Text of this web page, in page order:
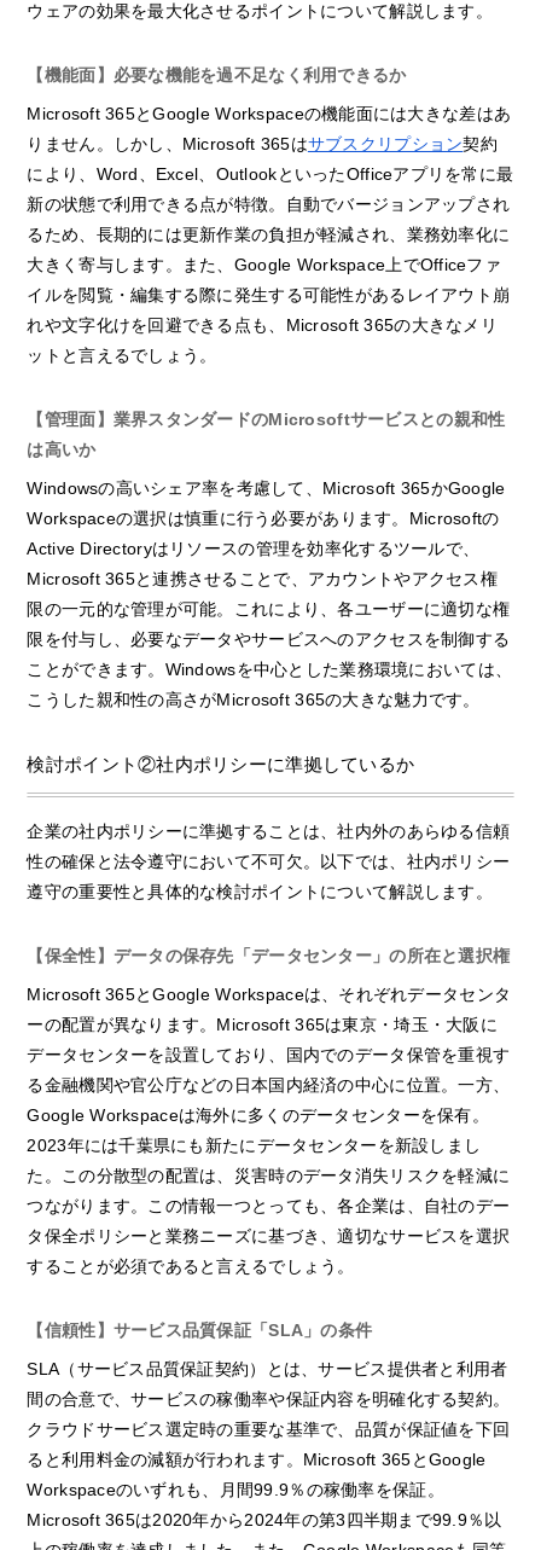
ウェアの効果を最大化させるポイントについて解説します。
【機能面】必要な機能を過不足なく利用できるか
Microsoft 365とGoogle Workspaceの機能面には大きな差はあ
りません。しかし、Microsoft 365はサブスクリプション契約
により、Word、Excel、OutlookといったOfficeアプリを常に最
新の状態で利用できる点が特徴。自動でバージョンアップされ
るため、長期的には更新作業の負担が軽減され、業務効率化に
大きく寄与します。また、Google Workspace上でOfficeファ
イルを閲覧・編集する際に発生する可能性があるレイアウト崩
れや文字化けを回避できる点も、Microsoft 365の大きなメリ
ットと言えるでしょう。
【管理面】業界スタンダードのMicrosoftサービスとの親和性
は高いか
Windowsの高いシェア率を考慮して、Microsoft 365かGoogle
Workspaceの選択は慎重に行う必要があります。Microsoftの
Active Directoryはリソースの管理を効率化するツールで、
Microsoft 365と連携させることで、アカウントやアクセス権
限の一元的な管理が可能。これにより、各ユーザーに適切な権
限を付与し、必要なデータやサービスへのアクセスを制御する
ことができます。Windowsを中心とした業務環境においては、
こうした親和性の高さがMicrosoft 365の大きな魅力です。
検討ポイント②社内ポリシーに準拠しているか
企業の社内ポリシーに準拠することは、社内外のあらゆる信頼
性の確保と法令遵守において不可欠。以下では、社内ポリシー
遵守の重要性と具体的な検討ポイントについて解説します。
【保全性】データの保存先「データセンター」の所在と選択権
Microsoft 365とGoogle Workspaceは、それぞれデータセンタ
ーの配置が異なります。Microsoft 365は東京・埼玉・大阪に
データセンターを設置しており、国内でのデータ保管を重視す
る金融機関や官公庁などの日本国内経済の中心に位置。一方、
Google Workspaceは海外に多くのデータセンターを保有。
2023年には千葉県にも新たにデータセンターを新設しまし
た。この分散型の配置は、災害時のデータ消失リスクを軽減に
つながります。この情報一つとっても、各企業は、自社のデー
タ保全ポリシーと業務ニーズに基づき、適切なサービスを選択
することが必須であると言えるでしょう。
【信頼性】サービス品質保証「SLA」の条件
SLA（サービス品質保証契約）とは、サービス提供者と利用者
間の合意で、サービスの稼働率や保証内容を明確化する契約。
クラウドサービス選定時の重要な基準で、品質が保証値を下回
ると利用料金の減額が行われます。Microsoft 365とGoogle
Workspaceのいずれも、月間99.9％の稼働率を保証。
Microsoft 365は2020年から2024年の第3四半期まで99.9％以